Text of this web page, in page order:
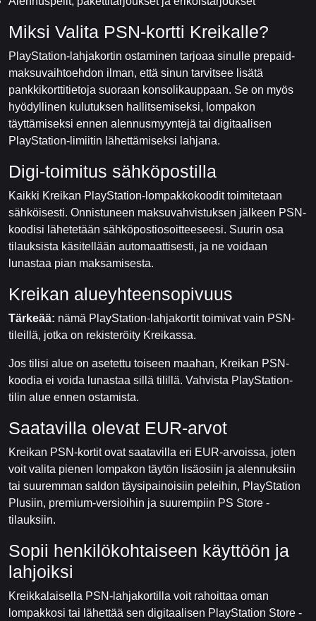
Miksi Valita PSN-kortti Kreikalle?
PlayStation-lahjakortin ostaminen tarjoaa sinulle prepaid-
maksuvaihtoehdon ilman, että sinun tarvitsee lisätä
pankkikorttitietoja suoraan konsolikauppaan. Se on myös
hyödyllinen kulutuksen hallitsemiseksi, lompakon
täyttämiseksi ennen alennusmyyntejä tai digitaalisen
PlayStation-limiitin lähettämiseksi lahjana.
Digi-toimitus sähköpostilla
Kaikki Kreikan PlayStation-lompakkokoodit toimitetaan
sähköisesti. Onnistuneen maksuvahvistuksen jälkeen PSN-
koodisi lähetetään sähköpostiosoitteeseesi. Suurin osa
tilauksista käsitellään automaattisesti, ja ne voidaan
lunastaa pian maksamisesta.
Kreikan alueyhteensopivuus
Tärkeää: nämä PlayStation-lahjakortit toimivat vain PSN-
tileillä, jotka on rekisteröity Kreikassa.
Jos tilisi alue on asetettu toiseen maahan, Kreikan PSN-
koodia ei voida lunastaa sillä tilillä. Vahvista PlayStation-
tilin alue ennen ostamista.
Saatavilla olevat EUR-arvot
Kreikan PSN-kortit ovat saatavilla eri EUR-arvoissa, joten
voit valita pienen lompakon täytön lisäosiin ja alennuksiin
tai suuremman saldon täysipainoisiin peleihin, PlayStation
Plusiin, premium-versioihin ja suurempiin PS Store -
tilauksiin.
Sopii henkilökohtaiseen käyttöön ja
lahjoiksi
Kreikkalaisella PSN-lahjakortilla voit rahoittaa oman
lompakkosi tai lähettää sen digitaalisen PlayStation Store -